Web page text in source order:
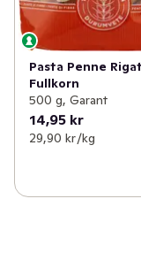
Pasta Penne
Fullkorn
500 g, Garant
14,95 kr
29,90 kr /kg